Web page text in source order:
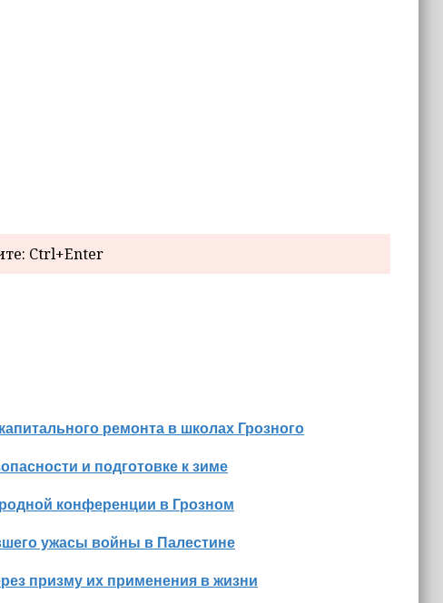
Ctrl+Enter
ремонта в школах Грозного
и подготовке к зиме
конференции в Грозном
ужасы войны в Палестине
призму их применения в жизни